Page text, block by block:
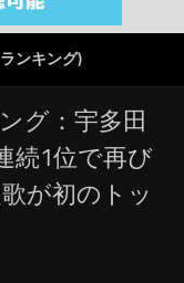
ンキング)
グ：宇多田
続1位で再び
が初のトッ